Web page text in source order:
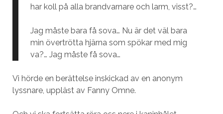
har koll på alla brandvarnare och larm, visst?…
Jag måste bara få sova… Nu är det väl bara
min övertrötta hjärna som spökar med mig
va?… Jag måste få sova…
Vi hörde en berättelse inskickad av en anonym
lyssnare, uppläst av Fanny Omne.